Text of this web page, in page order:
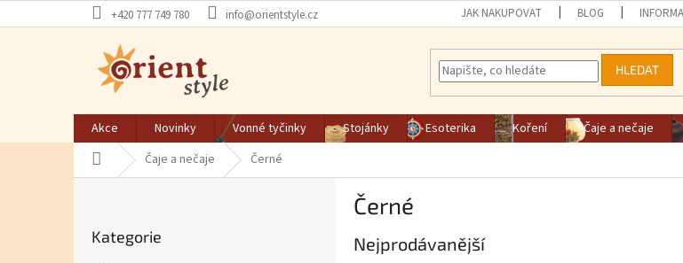
+420 777 749 780 info@orientstyle.cz JAK NAKUPOVAT BLOG
HLEDAT
Akce Novinky Vonné tyčinky Stojánky Esoterika Koření Čaje a nečaje
Domů Čaje a nečaje Černé
Kategorie
Černé
Nejprodávanější